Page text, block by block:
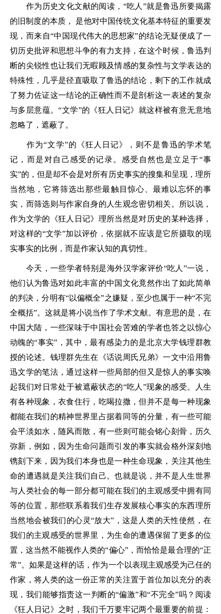
作为历史文化文献的阅读，“吃人”就是鲁迅所要揭露
的旧制度的本质， 是他对中国传统文化基本特征的重要发
现，而来自“中国现代伟大的思想家”的结论无疑便成了一
切历史批评和思想斗争的有力支持，在这个时候，鲁迅判
断的尖锐性也让我们无暇顾及情感的复杂性与文学表达的
特殊性，几乎是径直吸取了鲁迅的结论，剩下的工作就成
了努力佐证这一结论的正确性而不是剖析这一表述的复杂
与多层意蕴。“文学”的《狂人日记》就这样被有意无意地
忽略了，遮蔽了。
作为“文学”的《狂人日记》，则不是鲁迅的学术笔
记，而是对自己感受的记录。感受自然也是立足于“事
实”的，但是却不会是对所有历史事实的搜集和呈现，理所
当然地，它将筛选出那些最触目惊心、最难以忘怀的事
实，而筛选则与作家自身的人生观念密切相关。所以说，
作为文学的《狂人日记》理所当然是对历史的某种选择，
对这样的“文学”加以评价，依据就不应该是它所摄取的现
实事实的比例，而是作家认知的真切性。
今天，一些学者特别是海外汉学家评价“吃人”一说，
他们认为鲁迅对如此丰富的中国文化竟然作出了如此简单
的判决，分明有“以偏概全”之嫌疑，至少也属于一种“不完
全概括”。这就是将小说当作了学术文献。有意思的是，在
中国大陆，一些深味于中国社会苦难的学者也答之以惊心
动魄的“事实”，其中，最有感染力的是北京大学钱理群教
授的论述。钱理群先生在《话说周氏兄弟》一文中沿用鲁
迅文学的笔法，通过这样一些局部的但又是惊人的事实唤
起我们对日常处于被遮蔽状态的“吃人”现象的感受。人生
有各种现象，衣食住行，吃喝拉撒，但并不是每一种现象
都能在我们的精神世界里占据着同等的分量，有一些可能
会平淡如水，随风而散，有一些则可能会铭心刻骨，历久
弥新，例如，因为生命问题而引发的事实就会格外深刻地
镌刻下来，因为我们本身也是一种生命现象，关注其他生
命的遭遇就是关注我们自己。也就是说，并不是人生世界
与人类社会的每一部分都可能在我们的主观感受中拥有同
等的位置，那些联系着我们生存发展核心事实的东西理所
当然地会被我们的心灵“放大”，这是人类的天性使然，在
我们的主观感受的世界里，为生命的遭遇保留了更多的位
置，这当然不能视作人类的“偏心”，而恰恰是最合理的“正
常”。如果是这样的话，作为一个以表现主观感受为己任的
作家，将人类的这一份正常的关注置于首位加以充分的表
现，我们能够指责这一判断的“偏激”和“不完全”吗？阅读
《狂人日记》之时，我们千万要牢记两个最重要的前提：